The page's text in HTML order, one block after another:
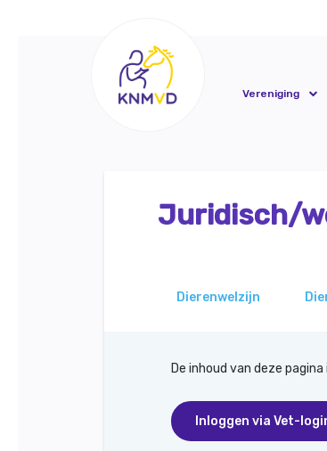
Vereniging
Juridisch/
Dierenwelzijn
De inhoud van deze
Inloggen via Vet-